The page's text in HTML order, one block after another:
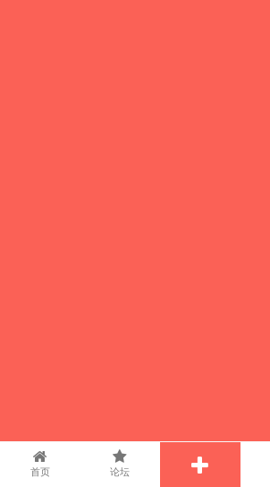
首页 论坛